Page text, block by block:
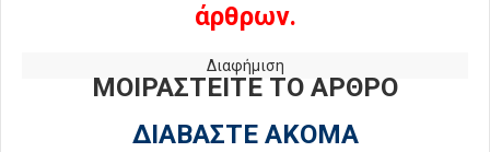
άρθρων.
Διαφήμιση
ΜΟΙΡΑΣΤΕΙΤΕ ΤΟ ΑΡΘΡΟ
ΔΙΑΒΑΣΤΕ ΑΚΟΜΑ